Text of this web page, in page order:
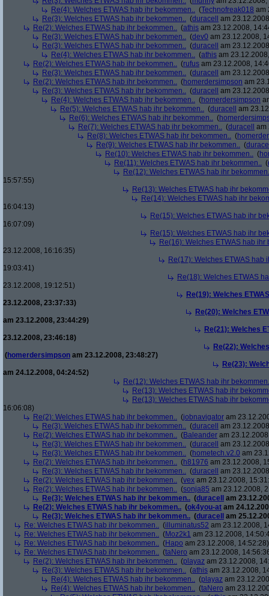
Re(4): Welches ETWAS hab ihr bekommen.. (Technofreak018 am
Re(3): Welches ETWAS hab ihr bekommen.. (duracell
am
Re(2): Welches ETWAS hab ihr bekommen.. (athis am 23.12.2008,
Re(3): Welches ETWAS hab ihr bekommen.. (dev0 am 23.12.2008,
Re(3): Welches ETWAS hab ihr bekommen.. (duracell
am
Re(4): Welches ETWAS hab ihr bekommen.. (athis am
Re(2): Welches ETWAS hab ihr bekommen.. (rufus am 23.12.2008,
Re(3): Welches ETWAS hab ihr bekommen.. (duracell
am
Re(2): Welches ETWAS hab ihr bekommen.. (homerdersimpson am
Re(3): Welches ETWAS hab ihr bekommen.. (duracell
am
Re(4): Welches ETWAS hab ihr bekommen.. (homerdersimpson
Re(5): Welches ETWAS hab ihr bekommen.. (duracell
am
Re(6): Welches ETWAS hab ihr bekommen.. (
Re(7): Welches ETWAS hab ihr bekommen.. (duracell
am
Re(8): Welches ETWAS hab ihr bekommen.. (
Re(9): Welches ETWAS hab ihr bekommen.. (
Re(10): Welches ETWAS hab ihr bekommen.. (
Re(11): Welches ETWAS hab ihr bekommen.. (
Re(12): Welches ETWAS hab ihr
15:57:55)
Re(13): Welches ETWAS hab ihr
Re(14): Welches ETWAS hab ihr
16:04:13)
Re(15): Welches ETWAS hab ihr
16:07:09)
Re(15): Welches ETWAS hab ihr
Re(16): Welches ETWAS hab ihr
23.12.2008, 16:16:35)
Re(17): Welches ETWAS hab
19:03:41)
Re(18): Welches ETWAS
23.12.2008, 19:12:51)
Re(19): Welches
23.12.2008, 23:37:33)
Re(20): Welches
am 23.12.2008, 23:44:29)
Re(21): Welches
23.12.2008, 23:46:18)
Re(22):
(homerdersimpson am 23.12.2008, 23:48:27)
Re(23):
am 24.12.2008, 04:24:52)
Re(12): Welches ETWAS hab ihr
Re(13): Welches ETWAS hab ihr
Re(13): Welches ETWAS hab ihr
16:06:08)
Re(2): Welches ETWAS hab ihr bekommen.. (jobnavigator am
Re(3): Welches ETWAS hab ihr bekommen.. (duracell
am
Re(2): Welches ETWAS hab ihr bekommen.. (Baleander am
Re(3): Welches ETWAS hab ihr bekommen.. (duracell
am
Re(3): Welches ETWAS hab ihr bekommen.. (hometech.v2.0 am
Re(2): Welches ETWAS hab ihr bekommen.. (h81976 am 23.12.2008,
Re(3): Welches ETWAS hab ihr bekommen.. (duracell
am
Re(2): Welches ETWAS hab ihr bekommen.. (vex am 23.12.2008,
Re(2): Welches ETWAS hab ihr bekommen.. (sonja85 am 23.12.2008,
Re(3): Welches ETWAS hab ihr bekommen.. (duracell
am
Re(2): Welches ETWAS hab ihr bekommen.. (ok4you-at am
Re(3): Welches ETWAS hab ihr bekommen.. (duracell
am
Re: Welches ETWAS hab ihr bekommen.. (illuminatus52 am 23.12.2008,
Re: Welches ETWAS hab ihr bekommen.. (Moz2k1 am 23.12.2008,
Re: Welches ETWAS hab ihr bekommen.. (Hapo am 23.12.2008, 14:52:28)
Re: Welches ETWAS hab ihr bekommen.. (taNero am 23.12.2008,
Re(2): Welches ETWAS hab ihr bekommen.. (playaz am 23.12.2008,
Re(3): Welches ETWAS hab ihr bekommen.. (athis am 23.12.2008,
Re(4): Welches ETWAS hab ihr bekommen.. (playaz am
Re(4): Welches ETWAS hab ihr bekommen.. (taNero am